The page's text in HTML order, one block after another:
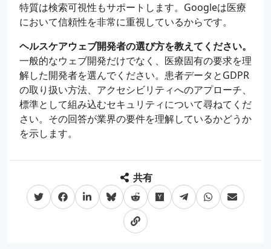
特質は検索可視性もサポートします。Googleは医療
において信頼性を非常に重視しているからです。
ヘルスケアウェブ開発者の選び方を教えてください。
一般的なウェブ開発だけでなく、医療固有の要求を理
解した開発者を選んでください。患者データとGDPR
の取り扱い方法、アクセシビリティへのアプローチ、
標準として組み込むセキュリティについて尋ねてくだ
さい。その回答が業界の要件を理解しているかどうか
を示します。
共有